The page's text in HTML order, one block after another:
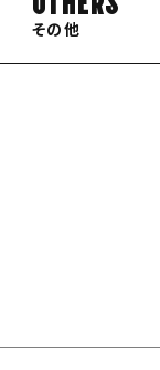
その他